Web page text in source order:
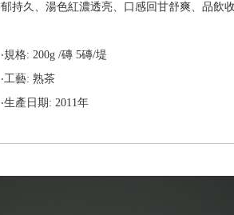
郁持久、湯色紅濃透亮、口感回甘舒爽、品飲
‧規格: 200g /磚 5磚/堤
‧工藝: 熟茶
‧生產日期: 2011年